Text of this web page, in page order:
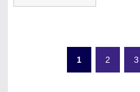
1 2 3